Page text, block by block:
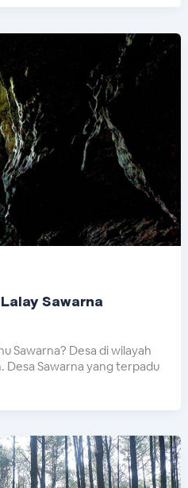
Sawarna
Sawarna? Desa di wilayah
Desa Sawarna yang terpadu